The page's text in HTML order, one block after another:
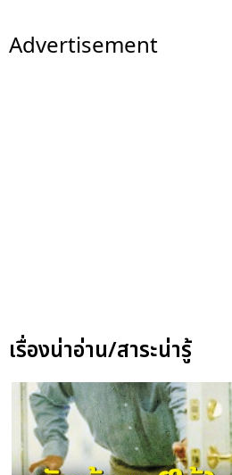
Advertisement
เรื่องน่าอ่าน/สาระน่ารู้